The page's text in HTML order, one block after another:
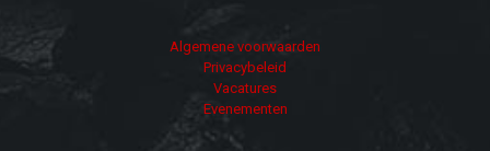
Algemene voorwaarden
Privacybeleid
Vacatures
Evenementen